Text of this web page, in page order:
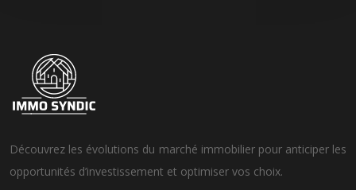
Découvrez les évolutions du marché immobilier pour anticiper les
opportunités d’investissement et optimiser vos choix.